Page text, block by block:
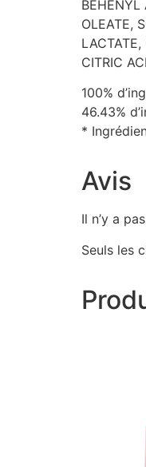
BEHENYL
OLEATE,
CITRIC
100%
46.43%
*
Avis
Il n’y a
Seuls les